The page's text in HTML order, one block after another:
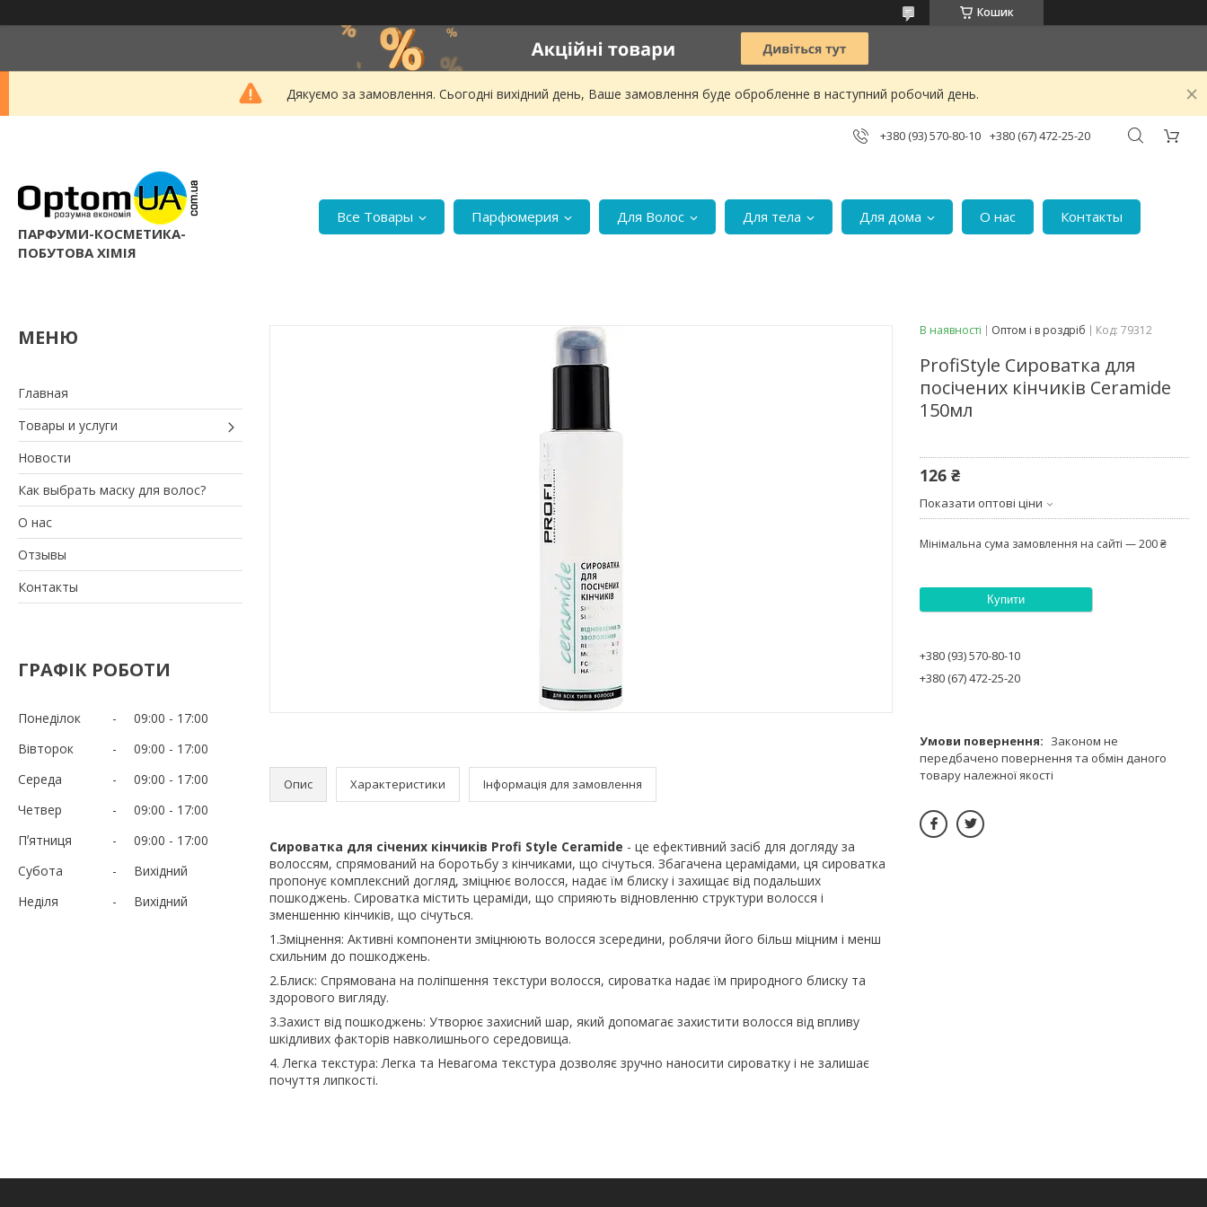
Кошик
Дякуємо за замовлення. Сьогодні вихідний день, Ваше замовлення буде обробленне в наступний робочий день.
+380 (93) 570-80-10 +380 (67) 472-25-20
ПАРФУМИ-КОСМЕТИКА-
ПОБУТОВА ХІМІЯ
Все Товары Парфюмерия Для Волос Для тела Для дома О нас Контакты
Главная
Товары и услуги
Новости
Как выбрать маску для волос?
О нас
Отзывы
Контакты
ГРАФІК РОБОТИ
Понеділок 09:00
17:00
Вівторок
09:00
17:00
Середа
09:00
17:00
Четвер
09:00
17:00
Пʼятниця
09:00
17:00
Субота
Вихідний
Неділя
Вихідний
Опис Характеристики Інформація для замовлення
Сироватка для січених кінчиків Profi Style Ceramide - це ефективний засіб для догляду за
волоссям, спрямований на боротьбу з кінчиками, що січуться. Збагачена церамідами, ця сироватка
пропонує комплексний догляд, зміцнює волосся, надає їм блиску і захищає від подальших
пошкоджень. Сироватка містить цераміди, що сприяють відновленню структури волосся і
зменшенню кінчиків, що січуться.
1.Зміцнення: Активні компоненти зміцнюють волосся зсередини, роблячи його більш міцним і менш
схильним до пошкоджень.
2.Блиск: Спрямована на поліпшення текстури волосся, сироватка надає їм природного блиску та
здорового вигляду.
3.Захист від пошкоджень: Утворює захисний шар, який допомагає захистити волосся від впливу
шкідливих факторів навколишнього середовища.
4. Легка текстура: Легка та Невагома текстура дозволяє зручно наносити сироватку і не залишає
почуття липкості.
В наявності Оптом і в роздріб Код: 79312
ProfiStyle Сироватка для
посічених кінчиків Ceramide
150мл
126 ₴
Показати оптові ціни
Мінімальна сума замовлення на сайті — 200 ₴
Купити
+380 (93) 570-80-10
+380 (67) 472-25-20
Законом не
передбачено повернення та обмін даного
товару належної якості